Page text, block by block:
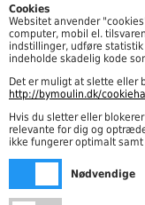
Cookies
Websitet anvender
computer, mobil el.
indstillinger, udføre
indeholde skadelig kode
Det er muligt at slette eller
http://bymoulin.dk/
Hvis du sletter eller
relevante for dig og
ikke fungerer optimalt
Nødvendige
Følg By Moulin
Åbningstider
Mandag – fredag kl. 10.00-
Lørdag kl. 10.00-15.00